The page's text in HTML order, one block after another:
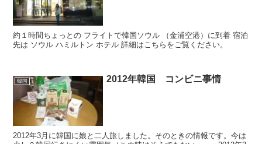
約１時間ちょっとの フライトで韓国ソウル （金浦空港）に到着 宿泊
先は ソウル ハミルトン ホテル 詳細はこちらをご覧ください。
韓国 2012年韓国 コンビニ事情
2012年3月に韓国に娘と二人旅しました。そのときの情報です。今は